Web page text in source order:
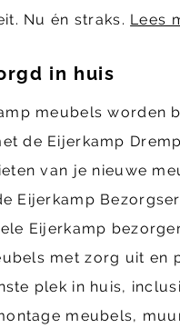
Nu én straks. Lees
in huis
meubels worden
de Eijerkamp
van je nieuwe
Eijerkamp
Eijerkamp
met zorg uit en
plek in huis,
meubels,